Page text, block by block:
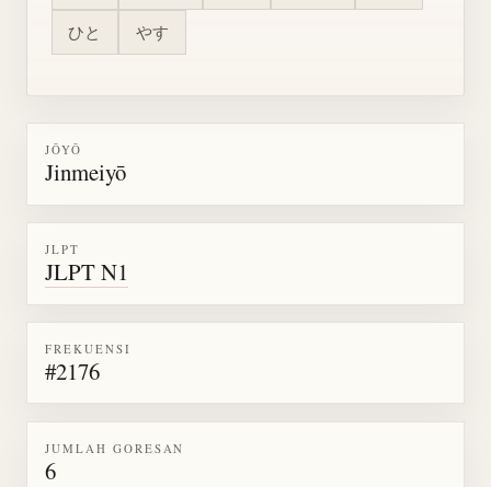
ひと やす
JŌYŌ
Jinmeiyō
JLPT
JLPT N1
FREKUENSI
#2176
JUMLAH GORESAN
6